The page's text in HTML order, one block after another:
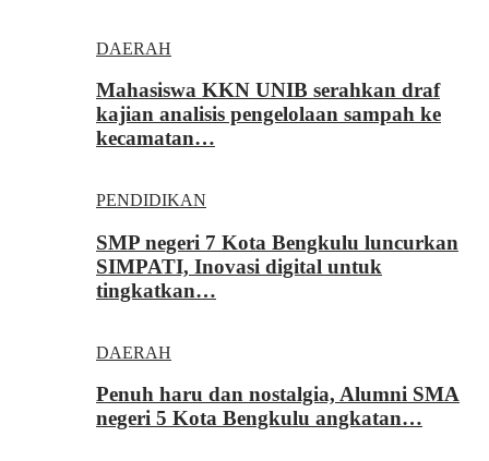
DAERAH
Mahasiswa KKN UNIB serahkan draf
kajian analisis pengelolaan sampah ke
kecamatan…
PENDIDIKAN
SMP negeri 7 Kota Bengkulu luncurkan
SIMPATI, Inovasi digital untuk
tingkatkan…
DAERAH
Penuh haru dan nostalgia, Alumni SMA
negeri 5 Kota Bengkulu angkatan…